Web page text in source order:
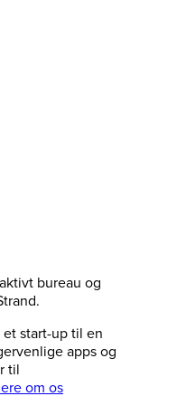
bureau og
start-up til en
apps og
til
om os